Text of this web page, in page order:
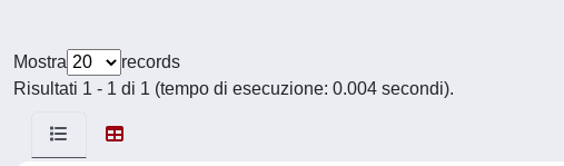
Mostra
records
Risultati 1 - 1 di 1 (tempo di esecuzione: 0.004 secondi).